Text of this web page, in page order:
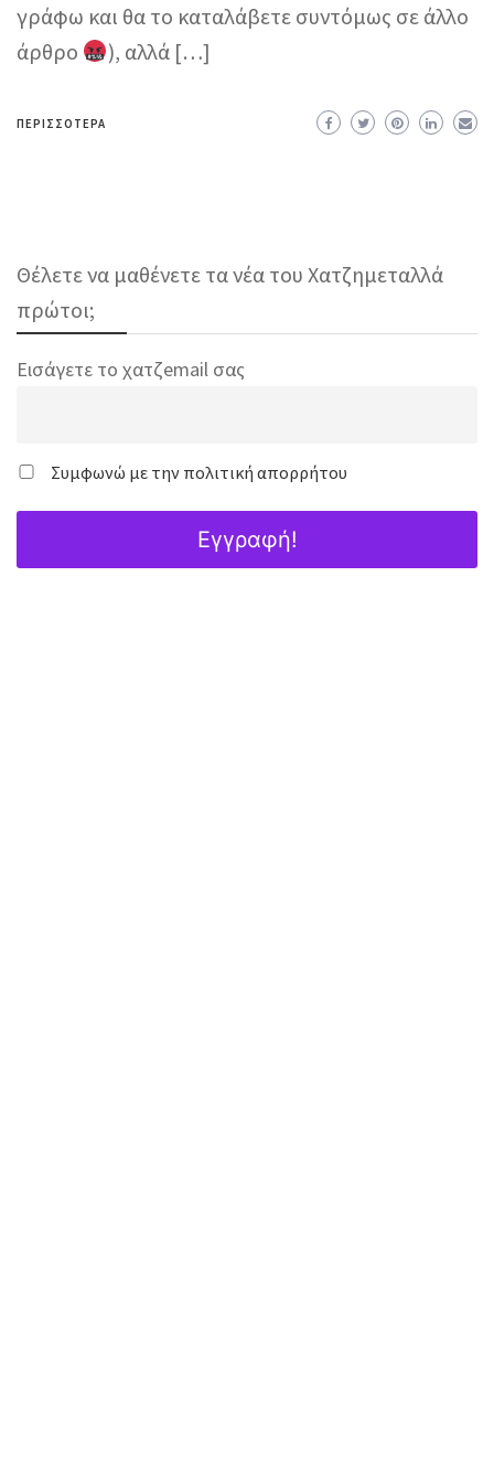
γράφω και θα το καταλάβετε συντόμως σε άλλο
άρθρο
), αλλά […]
ΠΕΡΙΣΣΌΤΕΡΑ
Θέλετε να μαθένετε τα νέα του Χατζημεταλλά
πρώτοι;
Εισάγετε το χατζemail σας
Συμφωνώ με την πολιτική απορρήτου